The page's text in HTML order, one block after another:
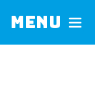
Menu